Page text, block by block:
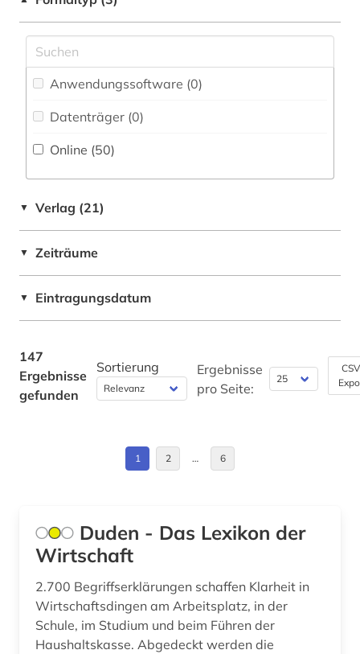
geschichtswissenschaft (2)
gesundheitsindikator (1)
ingenieurwissenschaften (3)
japanisch (1)
japanologie (1)
kapitalmarkt (2)
karriereratgeber (1)
kulturwissenschaften (1)
kunst (1)
Deutschland (8)
Großbritannien (3)
Israel (1)
Japan (1)
Ostasien (1)
Palaestina (1)
Suedostasien (1)
USA (1)
Anwendungssoftware (0)
Datenträger (0)
Online (50)
▼ Verlag (21)
▼ Zeiträume
▼ Eintragungsdatum
147
Ergebnisse
gefunden
Sortierung
Ergebnisse
pro Seite:
1 2 … 6
Duden - Das Lexikon der
Wirtschaft
2.700 Begriffserklärungen schaffen Klarheit in
Wirtschaftsdingen am Arbeitsplatz, in der
Schule, im Studium und beim Führen der
Haushaltskasse. Abgedeckt werden die